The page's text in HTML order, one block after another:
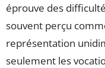
éprouve des
souvent perçu
représentation
seulement les